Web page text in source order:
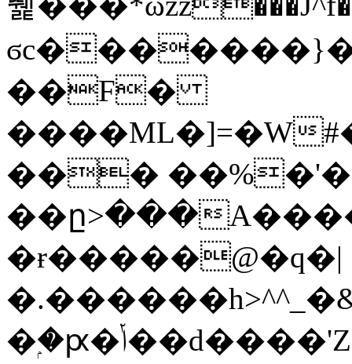
��F�
����ML�]=�W
���
��ը>���
�ɍ�����@�q�|
�ۭ�ԗ�ݳ��d����'Z����>!pQ}